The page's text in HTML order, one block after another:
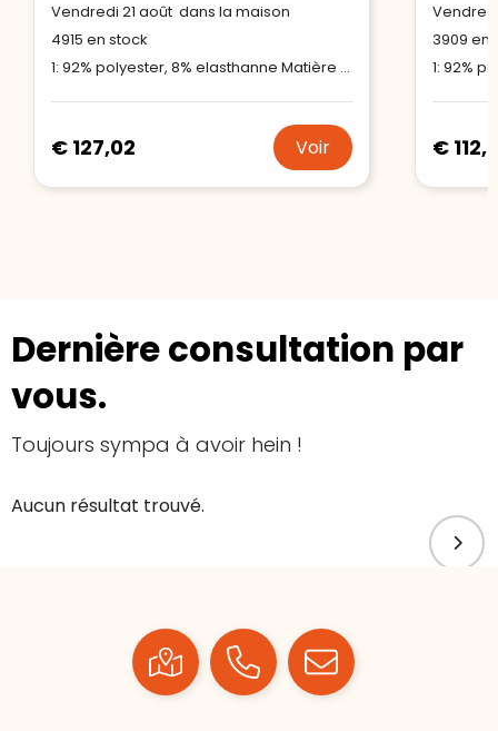
Vendredi 21 août dans la maison
4915 en stock
1: 92% polyester, 8% elasthanne Matière 2: 80% polyester, 20% coton Matière 3: 65% polyester, 35% coton Matière 4: 89% polyamide, 11% elasthanne Renforts: 100% polyamide, Cordura®
€ 127,02 Voir
3909 en
€
Dernière consultation par
vous.
Toujours sympa à avoir hein !
Aucun résultat trouvé.